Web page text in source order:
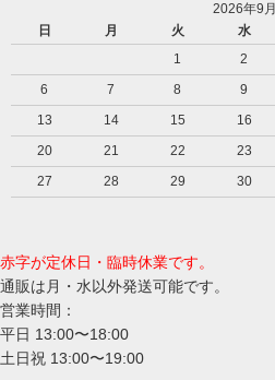
2026年9月
日
月 火 水
1
2
6
7 8 9
13
14 15 16
20
21 22 23
27
28 29 30
赤字が定休日・臨時休業です。
通販は月・水以外発送可能です。
営業時間：
平日 13:00〜18:00
土日祝 13:00〜19:00